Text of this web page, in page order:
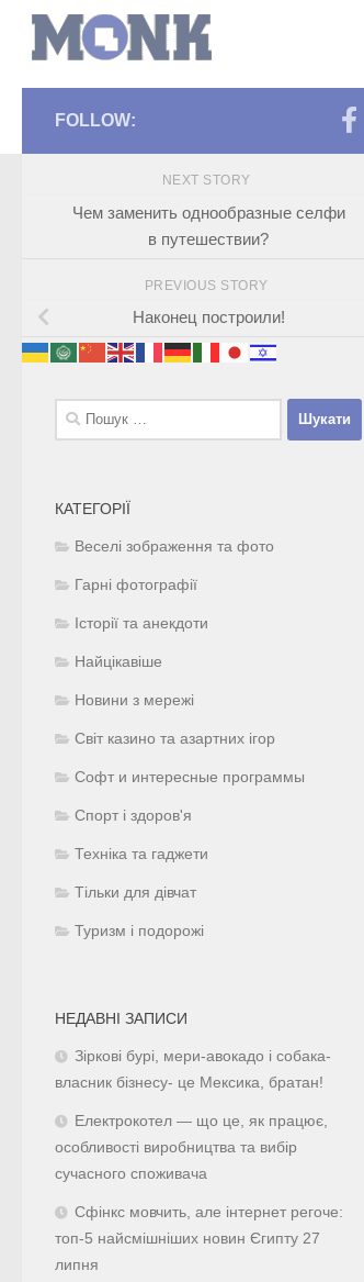
FOLLOW:
NEXT STORY
Чем заменить однообразные селфи
в путешествии?
PREVIOUS STORY
Наконец построили!
Пошук:
КАТЕГОРІЇ
Веселі зображення та фото
Гарні фотографії
Історії та анекдоти
Найцікавіше
Новини з мережі
Світ казино та азартних ігор
Софт и интересные программы
Спорт і здоров'я
Техніка та гаджети
Тільки для дівчат
Туризм і подорожі
НЕДАВНІ ЗАПИСИ
Зіркові бурі, мери-авокадо і собака-
власник бізнесу- це Мексика, братан!
Електрокотел — що це, як працює,
особливості виробництва та вибір
сучасного споживача
Сфінкс мовчить, але інтернет регоче:
топ-5 найсмішніших новин Єгипту 27
липня